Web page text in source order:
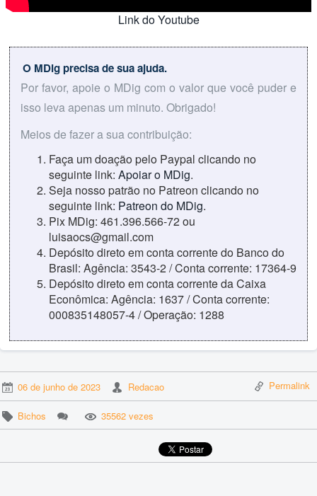
Link do Youtube
O MDig precisa de sua ajuda.
Por favor, apoie o MDig com o valor que você puder e
isso leva apenas um minuto. Obrigado!
Meios de fazer a sua contribuição:
Faça um doação pelo Paypal clicando no
seguinte link: Apoiar o MDig.
Seja nosso patrão no Patreon clicando no
seguinte link: Patreon do MDig.
Pix MDig: 461.396.566-72 ou
luisaocs@gmail.com
Depósito direto em conta corrente do Banco do
Brasil: Agência: 3543-2 / Conta corrente: 17364-9
Depósito direto em conta corrente da Caixa
Econômica: Agência: 1637 / Conta corrente:
000835148057-4 / Operação: 1288
06 de junho de 2023 Redacao Permalink
Bichos 35562 vezes